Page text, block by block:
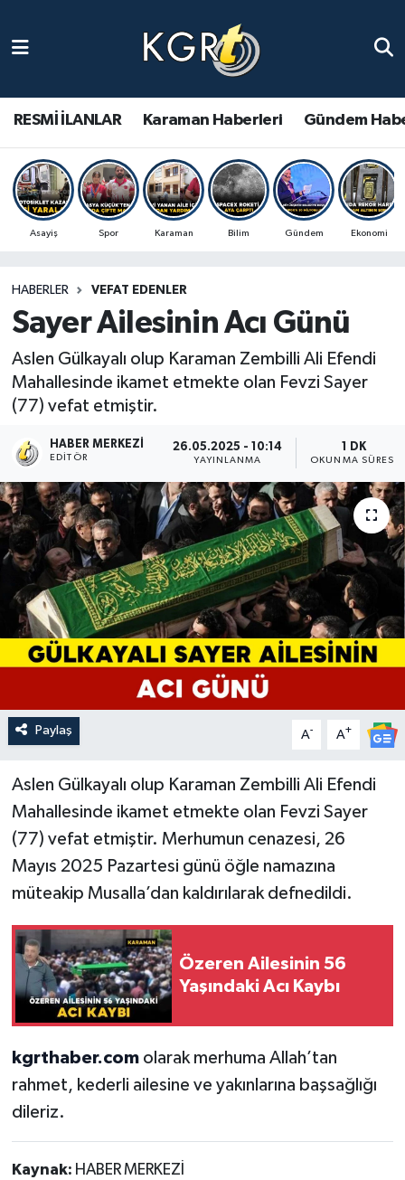
RESMİ İLANLAR Karaman Haberleri Gündem
Asayiş Spor Karaman Bilim Gündem Ekonomi
HABERLER VEFAT EDENLER
Sayer Ailesinin Acı Günü
Aslen Gülkayalı olup Karaman Zembilli Ali Efendi
Mahallesinde ikamet etmekte olan Fevzi Sayer
(77) vefat etmiştir.
HABER MERKEZI
EDITÖR
26.05.2025 - 10:14
YAYINLANMA
1 DK
OKUNMA SÜRESI
Paylaş A- A+
Aslen Gülkayalı olup Karaman Zembilli Ali Efendi
Mahallesinde ikamet etmekte olan Fevzi Sayer
(77) vefat etmiştir. Merhumun cenazesi, 26
Mayıs 2025 Pazartesi günü öğle namazına
müteakip Musalla’dan kaldırılarak defnedildi.
Özeren Ailesinin 56
Yaşındaki Acı Kaybı
kgrthaber.comolarak merhuma Allah’tan
rahmet, kederli ailesine ve yakınlarına başsağlığı
dileriz.
Kaynak: HABER MERKEZİ
Gündem Haberleri
Güncel Haberler
Spor Haberleri
Ulusal Haberler